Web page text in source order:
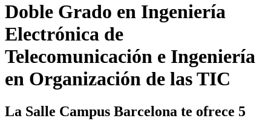
Doble Grado en Ingeniería
Electrónica de
Telecomunicación e Ingeniería
en Organización de las TIC
La Salle Campus Barcelona te ofrece 5